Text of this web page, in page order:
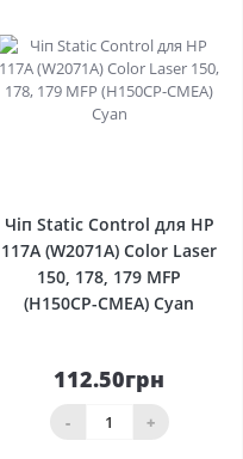
Чіп Static Control для HP
117A (W2071A) Color Laser
150, 178, 179 MFP
(H150CP-CMEA) Cyan
112.50грн
- +